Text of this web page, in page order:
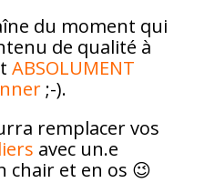
du moment qui
de qualité à
ABSOLUMENT
;-).
remplacer vos
avec un.e
chair et en os 😉